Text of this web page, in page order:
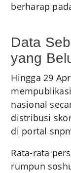
berharap
Data
yang
Hingga 29
nasional
distribusi
di portal
Rata-rata
rumpun